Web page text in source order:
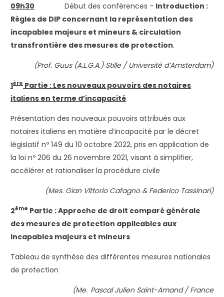
09h30 Début des conférences – Introduction :
Règles de DIP concernant la représentation des
incapables majeurs et mineurs & circulation
transfrontière des mesures de protection.
(Prof. Guus (A.L.G.A.) Stille / Université d’Amsterdam)
1ère Partie : Les nouveaux pouvoirs des notaires
italiens en terme d’incapacité
Présentation des nouveaux pouvoirs attribués aux
notaires italiens en matière d’incapacité par le décret
législatif nº 149 du 10 octobre 2022, pris en application de
la loi nº 206 du 26 novembre 2021, visant à simplifier,
accélérer et rationaliser la procédure civile
(Mes. Gian Vittorio Cafagno & Federico Tassinari)
2ème Partie :Approche de droit comparé générale
des mesures de protection applicables aux
incapables majeurs et mineurs
Tableau de synthèse des différentes mesures nationales
de protection
(Me. Pascal Julien Saint-Amand / France